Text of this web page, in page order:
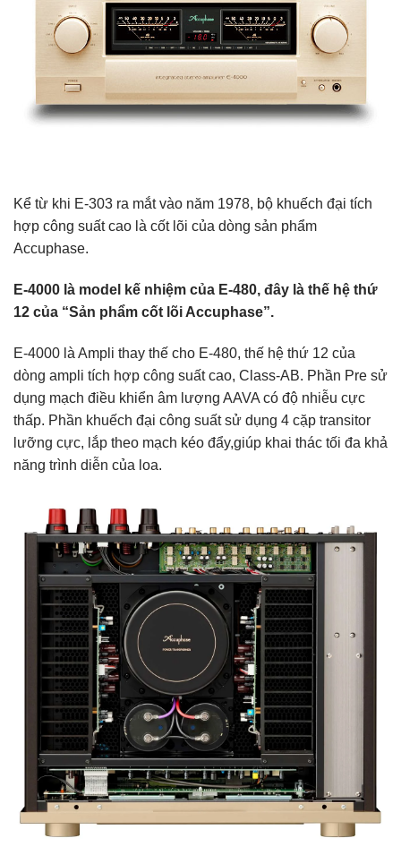
Kể từ khi E-303 ra mắt vào năm 1978, bộ khuếch đại tích
hợp công suất cao là cốt lõi của dòng sản phẩm
Accuphase.
E-4000 là model kế nhiệm của E-480, đây là thế hệ thứ
12 của “Sản phẩm cốt lõi Accuphase”.
E-4000 là Ampli thay thế cho E-480, thế hệ thứ 12 của
dòng ampli tích hợp công suất cao, Class-AB. Phần Pre sử
dụng mạch điều khiển âm lượng AAVA có độ nhiễu cực
thấp. Phần khuếch đại công suất sử dụng 4 cặp transitor
lưỡng cực, lắp theo mạch kéo đẩy,giúp khai thác tối đa khả
năng trình diễn của loa.